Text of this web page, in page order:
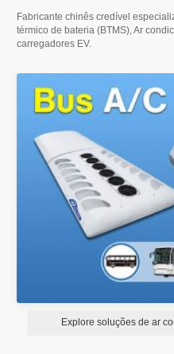
Fabricante chinês credível
térmico de bateria (BTMS), Ar
carregadores EV.
Explore soluções de ar